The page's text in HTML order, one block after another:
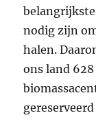
nodig zijn
halen.
ons land